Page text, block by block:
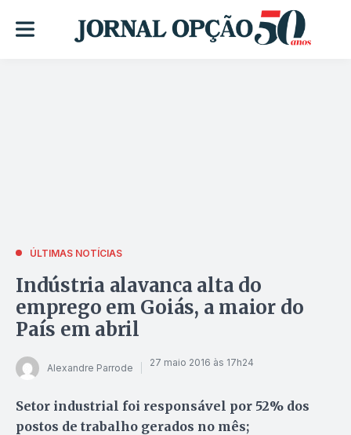
ÚLTIMAS NOTÍCIAS
Indústria alavanca alta do
emprego em Goiás, a maior do
País em abril
Alexandre Parrode 27 maio 2016 às 17h24
Setor industrial foi responsável por 52% dos
postos de trabalho gerados no mês;